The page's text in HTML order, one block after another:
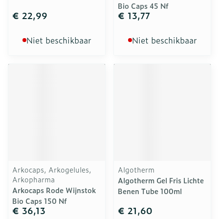
€ 22,99
Niet beschikbaar
Bio Caps 45 Nf
€ 13,77
Niet beschikbaar
Arkocaps, Arkogelules,
Arkopharma
Arkocaps Rode Wijnstok
Bio Caps 150 Nf
€ 36,13
Algotherm
Algotherm Gel Fris Lichte
Benen Tube 100ml
€ 21,60